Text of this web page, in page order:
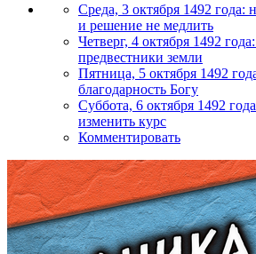
Среда, 3 октября 1492 года:
и решение не медлить
Четверг, 4 октября 1492
предвестники земли
Пятница, 5 октября 1492
благодарность Богу
Суббота, 6 октября 1492
изменить курс
Комментировать